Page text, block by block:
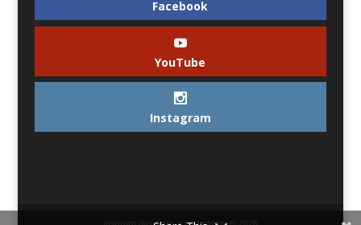
Facebook
YouTube
Instagram
Instituto das Artes e da Imagem © 2026